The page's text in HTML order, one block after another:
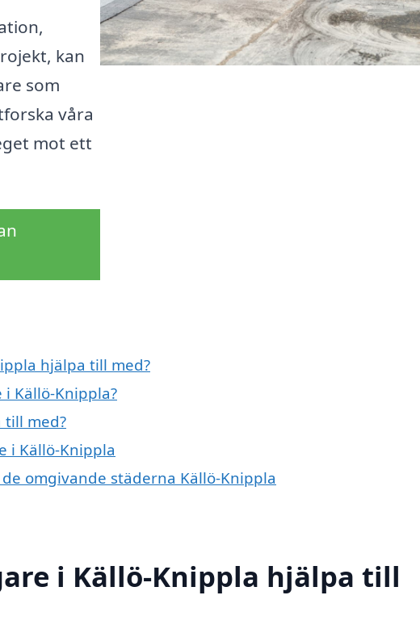
kan
som
våra
mot ett
hjälpa till med?
Källö-Knippla?
till med?
i Källö-Knippla
omgivande städerna Källö-Knippla
i Källö-Knippla hjälpa till